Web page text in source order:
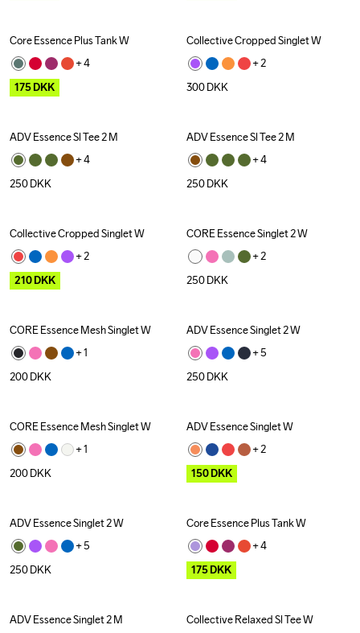
Outlet
Core Essence Plus Tank W
+ 4
175DKK
Collective Cropped Singlet W
+ 2
300DKK
ADV Essence Sl Tee 2 M
+ 4
250DKK
ADV Essence Sl Tee 2 M
+ 4
250DKK
Outlet
Collective Cropped Singlet W
+ 2
210DKK
CORE Essence Singlet 2 W
+ 2
250DKK
CORE Essence Mesh Singlet W
+ 1
200DKK
ADV Essence Singlet 2 W
+ 5
250DKK
CORE Essence Mesh Singlet W
+ 1
200DKK
Outlet
ADV Essence Singlet W
+ 2
150DKK
ADV Essence Singlet 2 W
+ 5
250DKK
Outlet
Core Essence Plus Tank W
+ 4
175DKK
ADV Essence Singlet 2 M Collective Relaxed Sl Tee W